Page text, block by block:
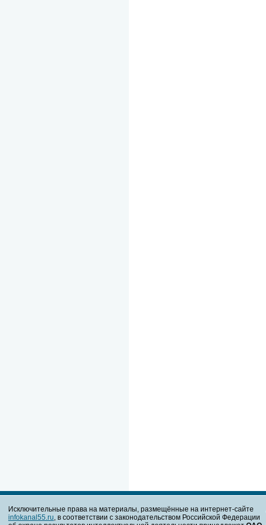
Исключительные права на материалы, размещённые на интернет-сайте
infokanal55.ru, в соответствии с законодательством Российской Федерации